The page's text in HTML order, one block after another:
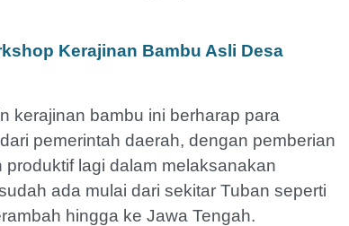
Kerajinan Bambu Asli Desa
kerajinan bambu ini berharap para
pemerintah daerah, dengan pemberian
lagi dalam melaksanakan
ada mulai dari sekitar Tuban seperti
hingga ke Jawa Tengah.